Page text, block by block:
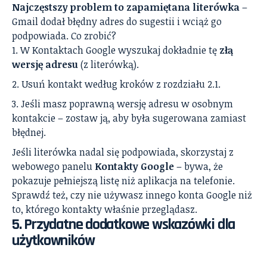
Najczęstszy problem to zapamiętana literówka–
Gmail dodał błędny adres do sugestii i wciąż go
podpowiada. Co zrobić?
W Kontaktach Google wyszukaj dokładnie tę złą
wersję adresu(z literówką).
Usuń kontakt według kroków z rozdziału 2.1.
Jeśli masz poprawną wersję adresu w osobnym
kontakcie – zostaw ją, aby była sugerowana zamiast
błędnej.
Jeśli literówka nadal się podpowiada, skorzystaj z
webowego panelu Kontakty Google– bywa, że
pokazuje pełniejszą listę niż aplikacja na telefonie.
Sprawdź też, czy nie używasz innego konta Google niż
to, którego kontakty właśnie przeglądasz.
5. Przydatne dodatkowe wskazówki dla
użytkowników